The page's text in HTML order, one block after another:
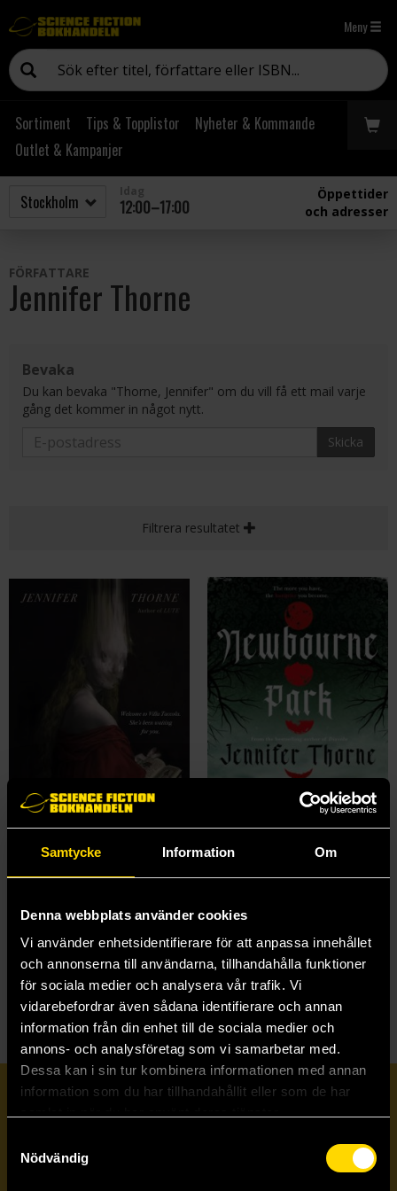
Samtycke Information Om
Denna webbplats använder cookies
Vi använder enhetsidentifierare för att anpassa innehållet
och annonserna till användarna, tillhandahålla funktioner
för sociala medier och analysera vår trafik. Vi
vidarebefordrar även sådana identifierare och annan
information från din enhet till de sociala medier och
annons- och analysföretag som vi samarbetar med.
Dessa kan i sin tur kombinera informationen med annan
information som du har tillhandahållit eller som de har
Nödvändig
Meny
Sortiment Tips & Topplistor
Nyheter & Kommande
Outlet & Kampanjer
12:00–17:00
Öppettider
och adresser
FÖRFATTARE
Jennifer Thorne
Bevaka
Du kan bevaka "Thorne, Jennifer" om du vill få ett mail varje
gång det kommer in något nytt.
Skicka
Filtrera resultatet
179 kr
Beställ
179 kr
Läs mer
Prenumerera på vårt nyhetsbrev